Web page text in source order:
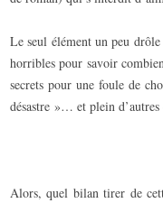
Le seul élément un peu
horribles pour savoir
secrets pour une foule de
désastre »… et plein d’autres
Alors, quel bilan tirer de